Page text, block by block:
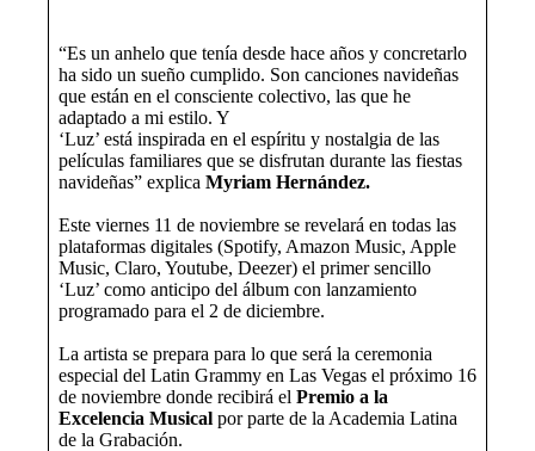
“Es un anhelo que tenía desde hace años y concretarlo
ha sido un sueño cumplido. Son canciones navideñas
que están en el consciente colectivo, las que he
adaptado a mi estilo. Y
‘Luz’ está inspirada en el espíritu y nostalgia de las
películas familiares que se disfrutan durante las fiestas
navideñas” explica Myriam Hernández.
Este viernes 11 de noviembre se revelará en todas las
plataformas digitales (Spotify, Amazon Music, Apple
Music, Claro, Youtube, Deezer) el primer sencillo
‘Luz’ como anticipo del álbum con lanzamiento
programado para el 2 de diciembre.
La artista se prepara para lo que será la ceremonia
especial del Latin Grammy en Las Vegas el próximo 16
de noviembre donde recibirá el Premio a la
Excelencia Musical por parte de la Academia Latina
de la Grabación.